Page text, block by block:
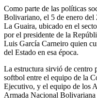
Como parte de las políticas
Bolivariano, el 5 de enero del
La Guaira, ubicado en el
por el presidente de la
Luis García Carneiro quien
del Estado en esa época.
La estructura sirvió de centro
softbol entre el equipo de la
Ejecutivo, y el equipo de los
Armada Nacional